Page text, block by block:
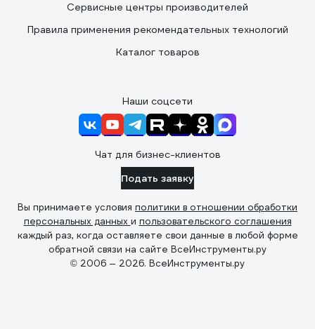
Сервисные центры производителей
Правила применения рекомендательных технологий
Каталог товаров
Наши соцсети
Чат для бизнес-клиентов
Подать заявку
Вы принимаете условия политики в отношении обработки
персональных данных и пользовательского соглашения
каждый раз, когда оставляете свои данные в любой форме
обратной связи на сайте ВсеИнструменты.ру
© 2006 — 2026. ВсеИнструменты.ру